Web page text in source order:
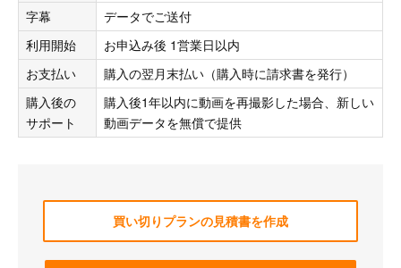
字幕
データでご送付
利用開始
お申込み後 1営業日以内
お支払い
購入の翌月末払い（購入時に請求書を発行）
購入後の
サポート
購入後1年以内に動画を再撮影した場合、新しい
動画データを無償で提供
買い切りプランの見積書を作成